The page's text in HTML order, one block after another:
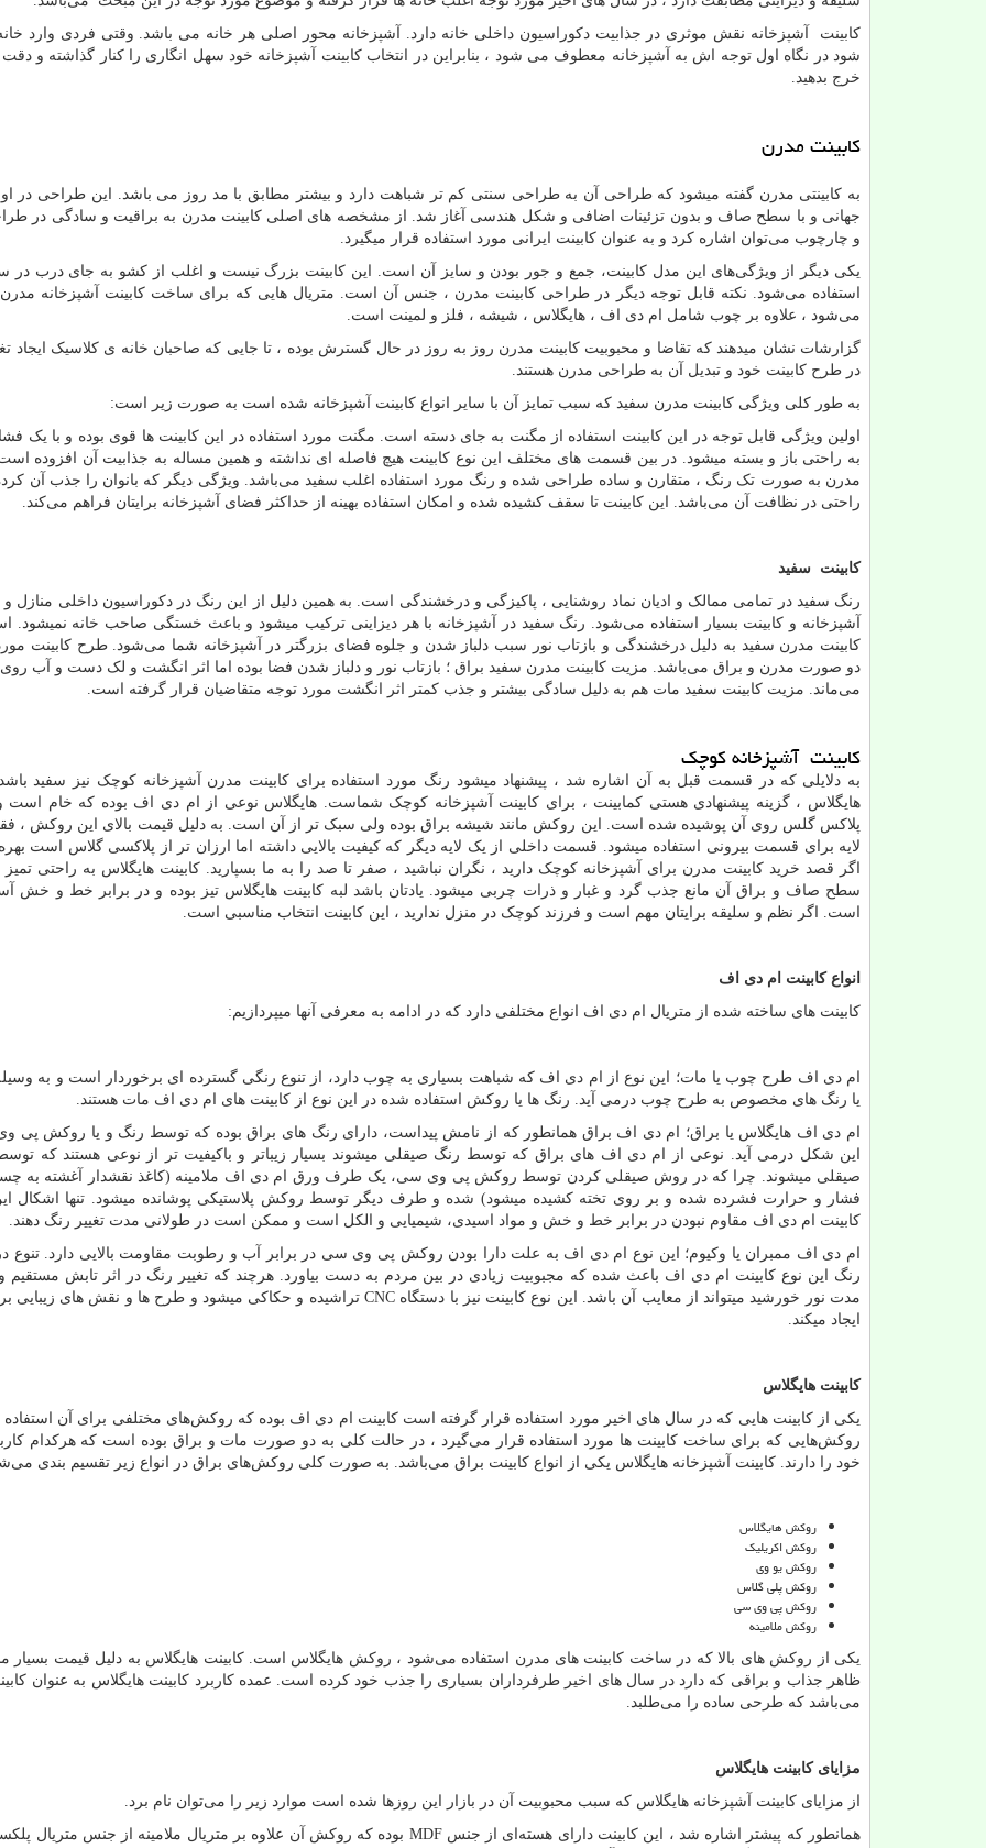
کابینت آشپزخانه نقش موثری در جذابیت دکوراسیون داخلی خانه دارد. آشپزخانه محور اصلی هر خانه می باشد. وقتی فردی وارد
شود در نگاه اول توجه اش به آشپزخانه معطوف می شود ، بنابراین در انتخاب کابینت آشپزخانه خود سهل ‌انگاری را کنار گذاشته و
خرج بدهید.
کابینت مدرن
به کابینتی مدرن گفته میشود که طراحی آن به طراحی سنتی کم تر شباهت دارد و بیشتر مطابق با مد روز می باشد. این طراحی در
جهانی و با سطح صاف و بدون تزئینات اضافی و شکل هندسی آغاز شد. از مشخصه های اصلی کابینت مدرن به براقیت و سادگی در
و چارچوب میتوان اشاره کرد و به عنوان کابینت ایرانی مورد استفاده قرار میگیرد.
یکی دیگر از ویژگی‌های این مدل کابینت، جمع و جور بودن و سایز آن است. این کابینت بزرگ نیست و اغلب از کشو به جای درب در
استفاده می‌شود. نکته قابل توجه دیگر در طراحی کابینت مدرن ، جنس آن است. متریال هایی که برای ساخت کابینت آشپزخانه مدرن
می‌شود ، علاوه بر چوب شامل ام دی اف ، هایگلاس ، شیشه ، فلز و لمینت است.
گزارشات نشان میدهند که تقاضا و محبوبیت کابینت مدرن روز به روز در حال گسترش بوده ، تا جایی که صاحبان خانه‌ ی کلاسیک ایجاد
در طرح کابینت خود و تبدیل آن به طراحی مدرن هستند.
به طور کلی ویژگی کابینت مدرن سفید که سبب تمایز آن با سایر انواع کابینت آشپزخانه شده است به صورت زیر است:
اولین ویژگی قابل توجه در این کابینت استفاده از مگنت به جای دسته است. مگنت مورد استفاده در این کابینت ها قوی بوده و با یک
به راحتی باز و بسته میشود. در بین قسمت‌ های مختلف این نوع کابینت هیچ فاصله ای نداشته و همین مساله به جذابیت آن افزوده
مدرن به صورت تک رنگ ، متقارن و ساده طراحی شده و رنگ مورد استفاده اغلب سفید می‌باشد. ویژگی دیگر که بانوان را جذب آن
راحتی در نظافت آن می‌باشد. این کابینت تا سقف کشیده شده و امکان استفاده بهینه از حداکثر فضای آشپزخانه برایتان فراهم می‌کند.
کابینت سفید
رنگ سفید در تمامی ممالک و ادیان نماد روشنایی ، پاکیزگی و درخشندگی است. به همین دلیل از این رنگ در دکوراسیون داخلی
آشپزخانه و کابینت بسیار استفاده می‌شود. رنگ سفید در آشپزخانه با هر دیزاینی ترکیب میشود و باعث خستگی صاحب خانه نمیشود.
کابینت مدرن سفید به دلیل درخشندگی و بازتاب نور سبب دلباز شدن و جلوه فضای بزرگتر در آشپزخانه شما می‌شود. طرح کابینت
دو صورت مدرن و براق می‌باشد. مزیت کابینت مدرن سفید براق ؛ بازتاب نور و دلباز شدن فضا بوده اما اثر انگشت و لک دست و آب روی
می‌ماند. مزیت کابینت سفید مات هم به دلیل سادگی بیشتر و جذب کمتر اثر انگشت مورد توجه متقاضیان قرار گرفته است.
کابینت آشپزخانه کوچک
به دلایلی که در قسمت قبل به آن اشاره شد ، پیشنهاد میشود رنگ مورد استفاده برای کابینت مدرن آشپزخانه کوچک نیز سفید
هایگلاس ، گزینه پیشنهادی هستی کمابینت ، برای کابینت آشپزخانه کوچک شماست. هایگلاس نوعی از ام دی اف بوده که خام
پلاکس گلس روی آن پوشیده شده است. این روکش مانند شیشه براق بوده ولی سبک تر از آن است. به دلیل قیمت بالای این روکش ،
لایه برای قسمت بیرونی استفاده میشود. قسمت داخلی از یک لایه دیگر که کیفیت بالایی داشته اما ارزان تر از پلاکسی گلاس است
اگر قصد خرید کابینت مدرن برای آشپزخانه کوچک دارید ، نگران نباشید ، صفر تا صد را به ما بسپارید. کابینت هایگلاس به راحتی
سطح صاف و براق آن مانع جذب گرد و غبار و ذرات چربی میشود. یادتان باشد لبه کابینت هایگلاس تیز بوده و در برابر خط و خش
است. اگر نظم و سلیقه برایتان مهم است و فرزند کوچک در منزل ندارید ، این کابینت انتخاب مناسبی است.
انواع کابینت ام دی اف
کابینت های ساخته شده از متریال ام دی اف انواع مختلفی دارد که در ادامه به معرفی آنها میپردازیم:
ام دی اف طرح چوب یا مات؛ این نوع از ام دی اف که شباهت بسیاری به چوب دارد، از تنوع رنگی گسترده ­ای برخوردار است و به
یا رنگ­ های مخصوص به طرح چوب درمی­ آید. رنگ ­ها یا روکش استفاده شده در این نوع از کابینت ­های ام دی اف مات هستند.
ام دی اف هایگلاس یا براق؛ ام دی اف براق همانطور که از نامش پیداست، دارای رنگ ­های براق بوده که توسط رنگ و یا روکش پی
این شکل درمی­ آید. نوعی از ام دی اف های براق که توسط رنگ صیقلی می­شوند بسیار زیباتر و باکیفیت ­تر از نوعی هستند که
صیقلی می­شوند. چرا که در روش صیقلی کردن توسط روکش پی وی سی، یک طرف ورق ام دی اف ملامینه (کاغذ نقش­دار آغشته به
فشار و حرارت فشرده شده و بر روی تخته کشیده می­شود) شده و طرف دیگر توسط روکش پلاستیکی پوشانده می­شود. تنها اشکال
کابینت ام دی اف مقاوم نبودن در برابر خط و خش و مواد اسیدی، شیمیایی و الکل است و ممکن است در طولانی مدت تغییر رنگ دهند.
ام دی اف ممبران یا وکیوم؛ این نوع ام دی اف به علت دارا بودن روکش پی وی سی در برابر آب و رطوبت مقاومت بالایی دارد. تنوع
رنگ این نوع کابینت ام دی اف باعث شده که مجبوبیت زیادی در بین مردم به دست بیاورد. هرچند که تغییر رنگ در اثر تابش مستقیم
مدت نور خورشید می­تواند از معایب آن باشد. این نوع کابینت نیز با دستگاه CNC تراشیده و حکاکی می­شود و طرح­ ها و نقش ­های زیبایی
ایجاد می­کند.
کابینت هایگلاس
یکی از کابینت‌ هایی که در سال های اخیر مورد استفاده قرار گرفته است کابینت ام دی اف بوده که روکشهای مختلفی برای آن
روکشهایی که برای ساخت کابینت‌ ها مورد استفاده قرار می‌گیرد ، در حالت کلی به دو صورت مات و براق بوده است که هرکدام
خود را دارند. کابینت آشپزخانه هایگلاس یکی از انواع کابینت براق می‌باشد. به صورت کلی روکشهای براق در انواع زیر تقسیم بندی
روکش هایگلاس
روکش اکریلیک
روکش یو وی
روکش پلی گلاس
روکش پی وی سی
روکش ملامینه
یکی از روکش های بالا که در ساخت کابینت های مدرن استفاده می‌شود ، روکش هایگلاس است. کابینت هایگلاس به دلیل قیمت بسیار
ظاهر جذاب و براقی که دارد در سال‌ های اخیر طرفرداران بسیاری را جذب خود کرده است. عمده کاربرد کابینت هایگلاس به عنوان
می‌باشد که طرحی ساده را می‌طلبد.
مزایای کابینت هایگلاس
از مزایای کابینت آشپزخانه هایگلاس که سبب محبوبیت آن در بازار این روزها شده است موارد زیر را میتوان نام برد.
همانطور که پیشتر اشاره شد ، این کابینت دارای هسته‌ای از جنسMDF بوده که روکش آن علاوه بر متریال ملامینه از جنس متریال